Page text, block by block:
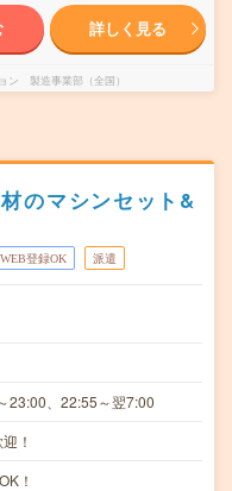
詳しく見る
ン 製造事業部（全国）
のマシンセット&
WEB登録OK 派遣
23:00、22:55～翌7:00
！
！